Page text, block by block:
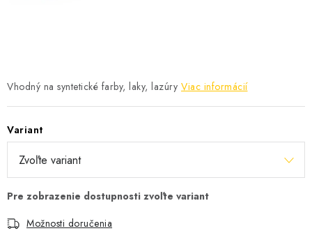
Obchodné podmienky
Podmienky ochrany osobných údajov
Formulár na reklamáciu tovaru
Vhodný na syntetické farby, laky, lazúry Viac informácií
Variant
Možnosti doručenia